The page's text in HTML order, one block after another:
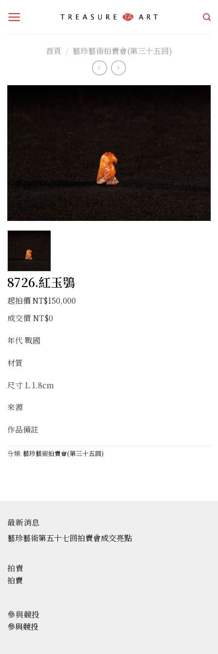
首頁 / 藝珍藝術拍賣會(第三十五回)
8726.紅玉鴞
NT$150,000
成交價 NT$0
年代 戰國
材質
尺寸 L 1.8cm
來源
作品備註
分類: 藝珍藝術拍賣會(第三十五回)
最新消息
藝珍藝術第五十七回拍賣會成交亮點
拍賣
拍賣
參與競投
參與競投